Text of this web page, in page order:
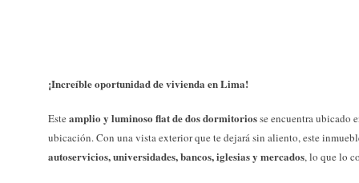
¡Increíble oportunidad de vivienda en Lima!
Este amplio y luminoso flat de dos dormitoriosse encuentra ubicado
ubicación. Con una vista exterior que te dejará sin aliento, este
autoservicios, universidades, bancos, iglesias y mercados, lo que lo